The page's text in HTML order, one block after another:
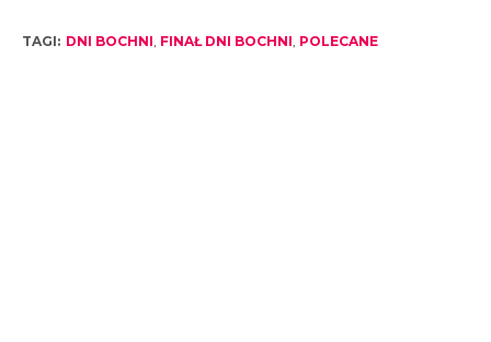
TAGI: DNI BOCHNI, FINAŁ DNI BOCHNI, POLECANE